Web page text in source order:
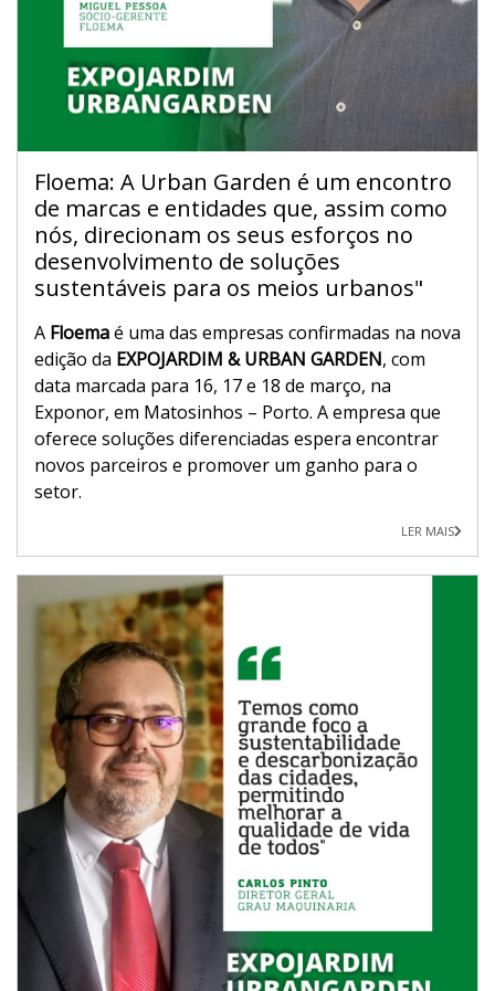
Floema: A Urban Garden é um encontro
de marcas e entidades que, assim como
nós, direcionam os seus esforços no
desenvolvimento de soluções
sustentáveis para os meios urbanos"
A Floemaé uma das empresas confirmadas na nova
edição da EXPOJARDIM & URBAN GARDEN, com
data marcada para 16, 17 e 18 de março, na
Exponor, em Matosinhos – Porto. A empresa que
oferece soluções diferenciadas espera encontrar
novos parceiros e promover um ganho para o
setor.
LER MAIS